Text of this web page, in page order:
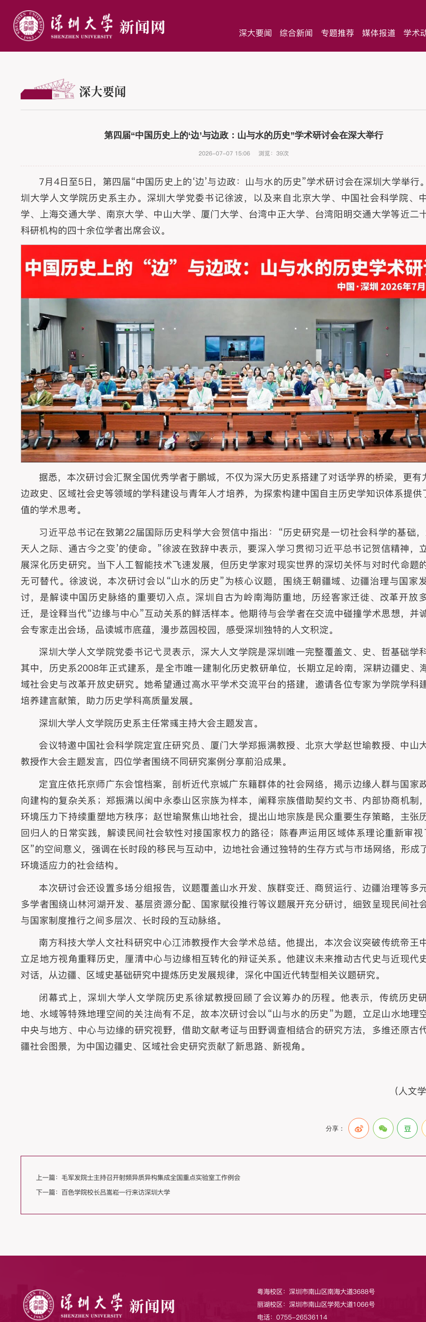
深大要闻 综合新闻 专题推荐 媒体报道 学术
深大要闻
第四届“中国历史上的‘边’与边政：山与水的历史”学术研讨会在深大举行
2026-07-07 15:06 浏览： 39次
7月4日至5日，第四届“中国历史上的‘边’与边政：山与水的历史”学术研讨会在深圳大学举行
圳大学人文学院历史系主办。深圳大学党委书记徐波，以及来自北京大学、中国社会科学院、
学、上海交通大学、南京大学、中山大学、厦门大学、台湾中正大学、台湾阳明交通大学等近二
科研机构的四十余位学者出席会议。
据悉，本次研讨会汇聚全国优秀学者于鹏城，不仅为深大历史系搭建了对话学界的桥梁，更有
边政史、区域社会史等领域的学科建设与青年人才培养，为探索构建中国自主历史学知识体系提供
值的学术思考。
习近平总书记在致第22届国际历史科学大会贺信中指出：“历史研究是一切社会科学的基础
天人之际、通古今之变’的使命。”徐波在致辞中表示，要深入学习贯彻习近平总书记贺信精神，
展深化历史研究。当下人工智能技术飞速发展，但历史学家对现实世界的深切关怀与对时代命题
无可替代。徐波说，本次研讨会以“山水的历史”为核心议题，围绕王朝疆域、边疆治理与国家
讨，是解读中国历史脉络的重要切入点。深圳自古为岭南海防重地，历经客家迁徙、改革开放
迁，是诠释当代“边缘与中心”互动关系的鲜活样本。他期待与会学者在交流中碰撞学术思想，并
会专家走出会场，品读城市底蕴，漫步荔园校园，感受深圳独特的人文积淀。
深圳大学人文学院党委书记弋灵表示，深大人文学院是深圳唯一完整覆盖文、史、哲基础学科
其中，历史系2008年正式建系，是全市唯一建制化历史教研单位，长期立足岭南，深耕边疆史、
域社会史与改革开放史研究。她希望通过高水平学术交流平台的搭建，邀请各位专家为学院学科
培养建言献策，助力历史学科高质量发展。
深圳大学人文学院历史系主任常彧主持大会主题发言。
会议特邀中国社会科学院定宜庄研究员、厦门大学郑振满教授、北京大学赵世瑜教授、中山
教授作大会主题发言，四位学者围绕不同研究案例分享前沿成果。
定宜庄依托京师广东会馆档案，剖析近代京城广东籍群体的社会网络，揭示边缘人群与国家
向建构的复杂关系；郑振满以闽中永泰山区宗族为样本，阐释宗族借助契约文书、内部协商机制
环境压力下持续重塑地方秩序；赵世瑜聚焦山地社会，提出山地宗族是民众重要生存策略，主张
回归人的日常实践，解读民间社会软性对接国家权力的路径；陈春声运用区域体系理论重新审视
区”的空间意义，强调在长时段的移民与互动中，边地社会通过独特的生存方式与市场网络，形成
环境适应力的社会结构。
本次研讨会还设置多场分组报告，议题覆盖山水开发、族群变迁、商贸运行、边疆治理等多
多学者围绕山林河湖开发、基层资源分配、国家赋役推行等议题展开充分研讨，细致呈现民间社
与国家制度推行之间多层次、长时段的互动脉络。
南方科技大学人文社科研究中心江沛教授作大会学术总结。他提出，本次会议突破传统帝王中
立足地方视角重释历史，厘清中心与边缘相互转化的辩证关系。他建议未来推动古代史与近现代
对话，从边疆、区域史基础研究中提炼历史发展规律，深化中国近代转型相关议题研究。
闭幕式上，深圳大学人文学院历史系徐斌教授回顾了会议筹办的历程。他表示，传统历史
地、水域等特殊地理空间的关注尚有不足，故本次研讨会以“山与水的历史”为题，立足山水地理
中央与地方、中心与边缘的研究视野，借助文献考证与田野调查相结合的研究方法，多维还原古
疆社会图景，为中国边疆史、区域社会史研究贡献了新思路、新视角。
（人文
分享：
上一篇：毛军发院士主持召开射频异质异构集成全国重点实验室工作例会
下一篇：百色学院校长吕嵩崧一行来访深圳大学
粤海校区：深圳市南山区南海大道3688号
丽湖校区：深圳市南山区学苑大道1066号
电话：0755-26536114